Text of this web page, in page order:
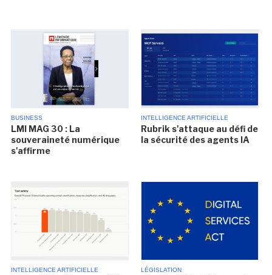
BUSINESS
LMI MAG 30 : La
souveraineté numérique
s'affirme
INTELLIGENCE ARTIFICIELLE
Rubrik s'attaque au défi de
la sécurité des agents IA
INTELLIGENCE ARTIFICIELLE LÉGISLATION